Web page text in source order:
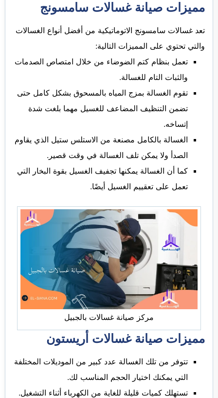
مميزات صيانة غسالات سامسونج
تعد غسالات سامسونج الاتوماتيكية من أفضل أنواع الغسالات
والتي تحتوي على المميزات التالية:
تعمل بنظام كتم الضوضاء من خلال امتصاص الصدمات
والثبات التام للغسالة.
تقوم الغسالة بمزج المياه بالمسحوق بشكل كامل حتى
تضمن التنظيف المضاعف للغسيل مهما بلغت شدة
إتساخه.
الغسالة بالكامل مصنعة من الاستلس ستيل الذي يقاوم
الصدأ ولا يمكن تلف الغسالة في وقت قصير.
كما أن الغسالة يمكنها تجفيف الغسيل بقوة البخار التي
تعمل على تعقييم الغسيل أيضًا.
مركز صيانة غسالات بالجبيل
مميزات صيانة غسالات أريستون
تتوفر من تلك الغسالة عدد كبير من الموديلات المختلفة
التي يمكنك اختيار الحجم المناسب لك.
تستهلك كميات قليلة للغاية من الكهرباء أثناء التشغيل.